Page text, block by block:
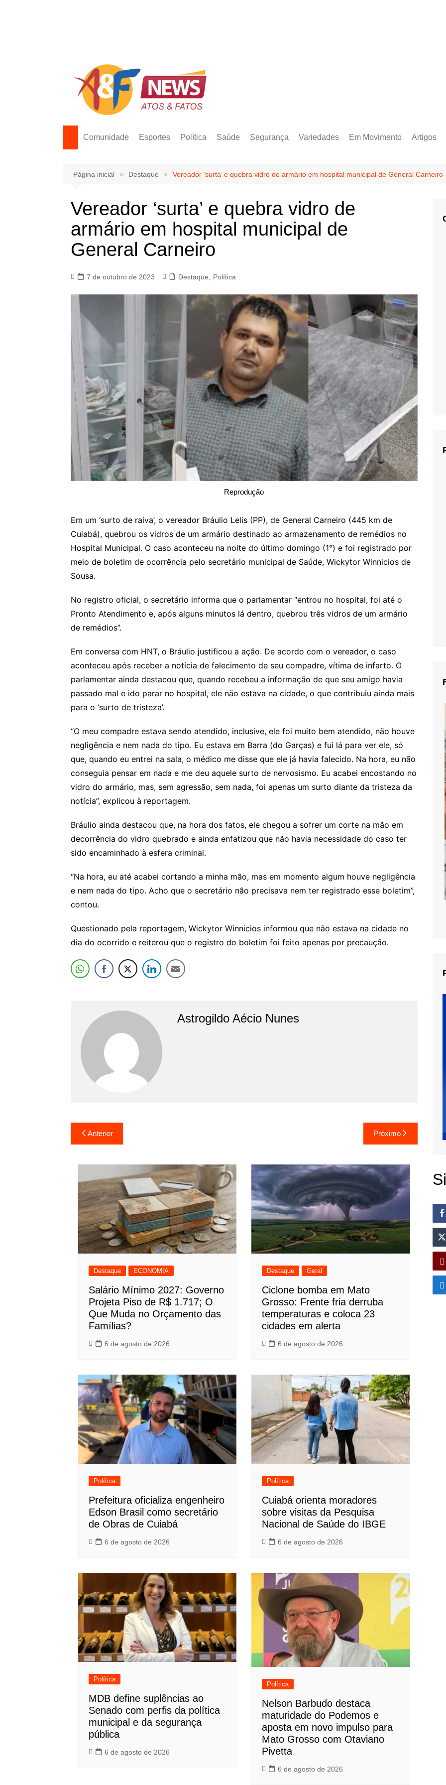
Comunidade Esportes Política Saúde Segurança Variedades Em Movimento Artigos
Página inicial Destaque Vereador ‘surta’ e quebra vidro de armário em hospital municipal de General Carneiro
Vereador ‘surta’ e quebra vidro de
armário em hospital municipal de
General Carneiro
7 de outubro de 2023 Destaque Política
Reprodução
Em um ‘surto de raiva’, o vereador Bráulio Lelis (PP), de General Carneiro (445 km de
Cuiabá), quebrou os vidros de um armário destinado ao armazenamento de remédios no
Hospital Municipal. O caso aconteceu na noite do último domingo (1°) e foi registrado por
meio de boletim de ocorrência pelo secretário municipal de Saúde, Wickytor Winnicios de
Sousa.
No registro oficial, o secretário informa que o parlamentar “entrou no hospital, foi até o
Pronto Atendimento e, após alguns minutos lá dentro, quebrou três vidros de um armário
de remédios”.
Em conversa com HNT, o Bráulio justificou a ação. De acordo com o vereador, o caso
aconteceu após receber a notícia de falecimento de seu compadre, vítima de infarto. O
parlamentar ainda destacou que, quando recebeu a informação de que seu amigo havia
passado mal e ido parar no hospital, ele não estava na cidade, o que contribuiu ainda mais
para o ‘surto de tristeza’.
“O meu compadre estava sendo atendido, inclusive, ele foi muito bem atendido, não houve
negligência e nem nada do tipo. Eu estava em Barra (do Garças) e fui lá para ver ele, só
que, quando eu entrei na sala, o médico me disse que ele já havia falecido. Na hora, eu não
conseguia pensar em nada e me deu aquele surto de nervosismo. Eu acabei encostando no
vidro do armário, mas, sem agressão, sem nada, foi apenas um surto diante da tristeza da
notícia”, explicou à reportagem.
Bráulio ainda destacou que, na hora dos fatos, ele chegou a sofrer um corte na mão em
decorrência do vidro quebrado e ainda enfatizou que não havia necessidade do caso ter
sido encaminhado à esfera criminal.
“Na hora, eu até acabei cortando a minha mão, mas em momento algum houve negligência
e nem nada do tipo. Acho que o secretário não precisava nem ter registrado esse boletim”,
contou.
Questionado pela reportagem, Wickytor Winnicios informou que não estava na cidade no
dia do ocorrido e reiterou que o registro do boletim foi feito apenas por precaução.
Astrogildo Aécio Nunes
Navegação
de
Post
Anterior Próximo
Destaque ECONOMIA
Salário Mínimo 2027: Governo
Projeta Piso de R$ 1.717; O
Que Muda no Orçamento das
Famílias?
6 de agosto de 2026
Destaque Geral
Ciclone bomba em Mato
Grosso: Frente fria derruba
temperaturas e coloca 23
cidades em alerta
6 de agosto de 2026
Política
Prefeitura oficializa engenheiro
Edson Brasil como secretário
de Obras de Cuiabá
6 de agosto de 2026
Política
Cuiabá orienta moradores
sobre visitas da Pesquisa
Nacional de Saúde do IBGE
6 de agosto de 2026
Política
MDB define suplências ao
Senado com perfis da política
municipal e da segurança
pública
6 de agosto de 2026
Política
Nelson Barbudo destaca
maturidade do Podemos e
aposta em novo impulso para
Mato Grosso com Otaviano
Pivetta
6 de agosto de 2026